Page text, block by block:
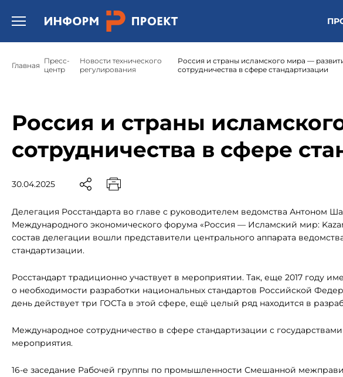
Открыть бургер меню.
Главная Пресс-
центр
Новости технического
регулирования
Россия и страны исламского мира —
сотрудничества в сфере стандартизации
Россия и страны
сотрудничества в сфере
30.04.2025
Делегация Росстандарта во главе с руководителем ведомства Антоном
Международного экономического форума «Россия — Исламский мир:
состав делегации вошли представители центрального аппарата
стандартизации.
Росстандарт традиционно участвует в мероприятии. Так, еще 2017 году
о необходимости разработки национальных стандартов Российской
день действует три ГОСТа в этой сфере, ещё целый ряд находится в
Международное сотрудничество в сфере стандартизации с
мероприятия.
16-е заседание Рабочей группы по промышленности Смешанной